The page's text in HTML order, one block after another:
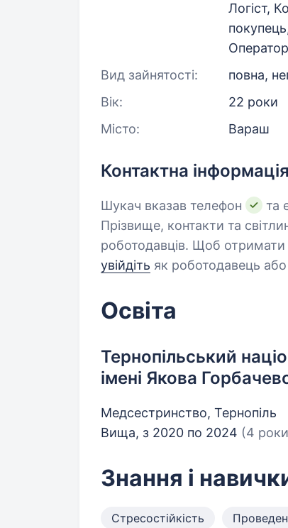
Логіст,
Вид зайнятості:
повна,
Вік:
22 роки
Місто:
Вараш
Контактна інформація
Шукач вказав телефон
та
Прізвище, контакти та
роботодавців. Щоб отримати
увійдіть як роботодавець або
Освіта
Тернопільський
імені Якова
Медсестринство, Тернопіль
Вища, з 2020 по 2024 (4
Знання і
Стресостійкість